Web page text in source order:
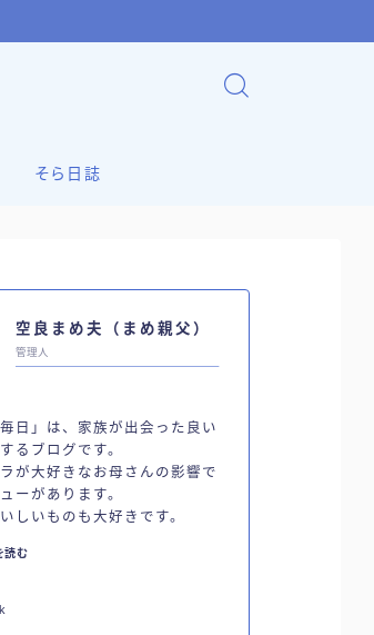
そら日誌
空良まめ夫（まめ親父）
管理人
毎日」は、家族が出会った良い
るブログです。
が大好きなお母さんの影響で
ーがあります。
しいものも大好きです。
読む